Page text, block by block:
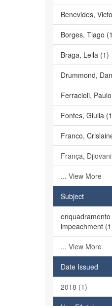
Benevides,
Borges, Tiago
Braga, Leila (1)
Drummond,
Ferracioli,
Fontes, Giulia
Franco,
França,
... View More
Subject
impeachment
... View More
Date Issued
2018 (1)